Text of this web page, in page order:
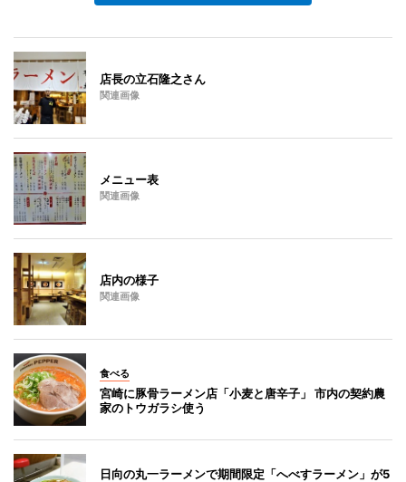
店長の立石隆之さん
関連画像
メニュー表
関連画像
店内の様子
関連画像
食べる
宮崎に豚骨ラーメン店「小麦と唐辛子」 市内の契約農
家のトウガラシ使う
日向の丸一ラーメンで期間限定「へべすラーメン」が5